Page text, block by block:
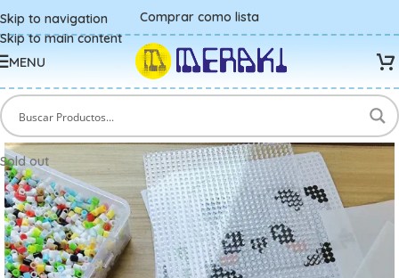
Skip to navigation
Skip to main content
Comprar como lista
MENU
Sold out